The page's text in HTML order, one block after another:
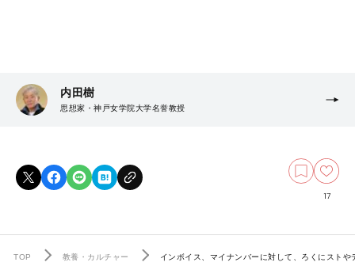
内田樹
思想家・神戸女学院大学名誉教授
17
TOP 教養・カルチャー インボイス、マイナンバーに対して、ろくにスト